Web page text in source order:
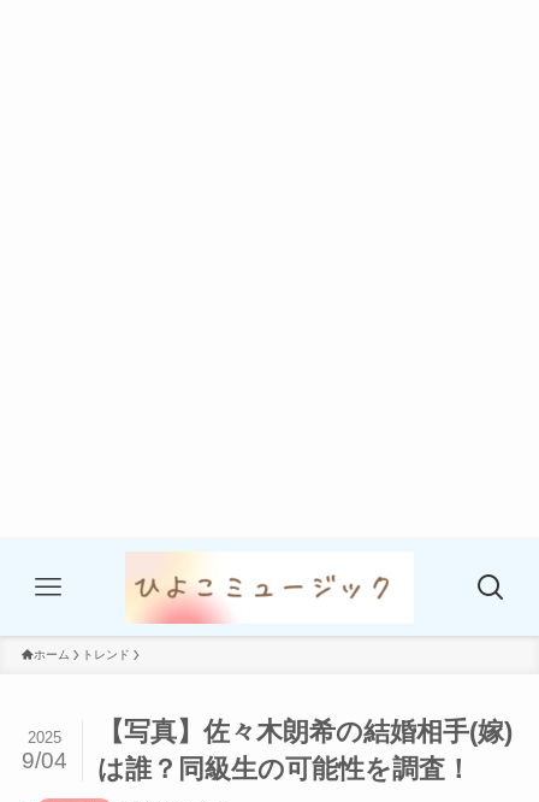
ホーム トレンド
【写真】佐々木朗希の結婚相手(嫁)
は誰？同級生の可能性を調査！
2025
9/04